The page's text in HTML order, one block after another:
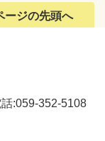
ージの先頭へ
話:059-352-5108